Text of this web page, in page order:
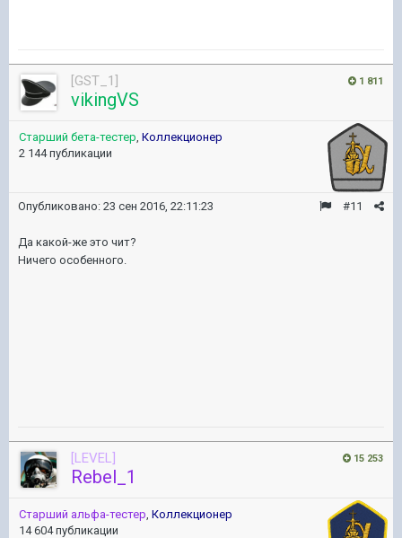
1 811
[GST_1]
vikingVS
Старший бета-тестер Коллекционер
2 144 публикации
#11
Опубликовано: 23 сен 2016, 22:11:23
Да какой-же это чит?
Ничего особенного.
15 253
[LEVEL]
Rebel_1
Старший альфа-тестер Коллекционер
14 604 публикации